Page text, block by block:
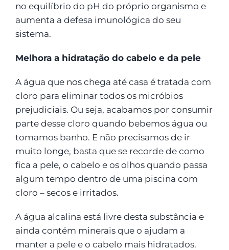
no equilíbrio do pH do próprio organismo e
aumenta a defesa imunológica do seu
sistema.
Melhora a hidratação do cabelo e da pele
A água que nos chega até casa é tratada com
cloro para eliminar todos os micróbios
prejudiciais. Ou seja, acabamos por consumir
parte desse cloro quando bebemos água ou
tomamos banho. E não precisamos de ir
muito longe, basta que se recorde de como
fica a pele, o cabelo e os olhos quando passa
algum tempo dentro de uma piscina com
cloro – secos e irritados.
A água alcalina está livre desta substância e
ainda contém minerais que o ajudam a
manter a pele e o cabelo mais hidratados.